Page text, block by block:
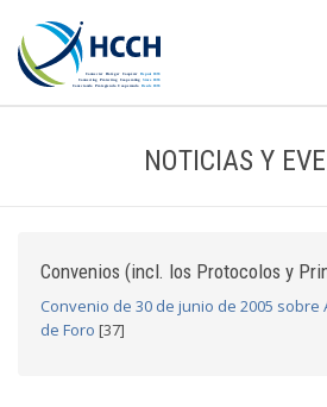
NOTICIAS Y
Convenios (incl. los Protocolos y
Convenio de 30 de junio de 2005 sobre
de Foro [37]